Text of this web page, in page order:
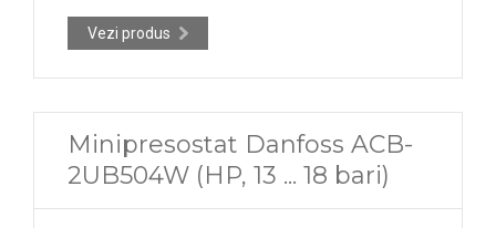
Vezi produs
Minipresostat Danfoss ACB-
2UB504W (HP, 13 ... 18 bari)